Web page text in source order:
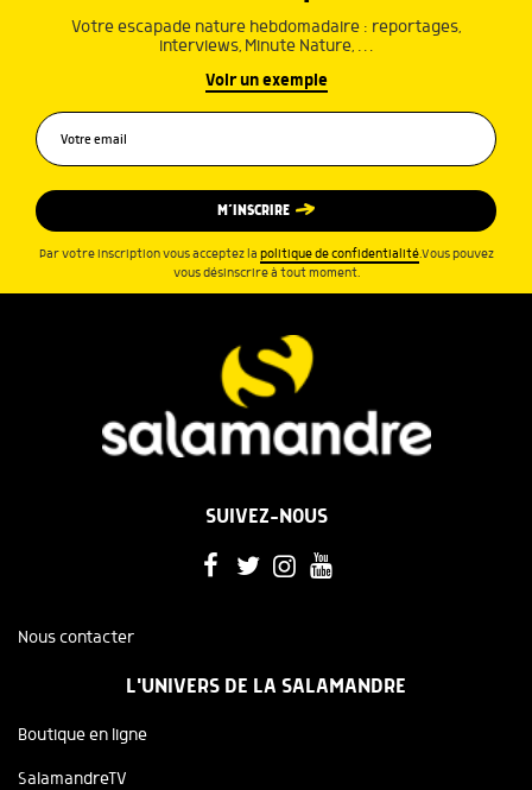
Votre escapade nature hebdomadaire : reportages,
interviews, Minute Nature, …
Voir un exemple
M’INSCRIRE
Par votre inscription vous acceptez la politique de confidentialité.Vous pouvez
vous désinscrire à tout moment.
SUIVEZ-NOUS
Nous contacter
L'UNIVERS DE LA SALAMANDRE
Boutique en ligne
SalamandreTV